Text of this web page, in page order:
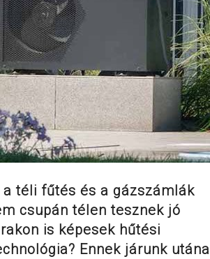
téli fűtés és a gázszámlák
csupán télen tesznek jó
is képesek hűtési
Ennek járunk utána